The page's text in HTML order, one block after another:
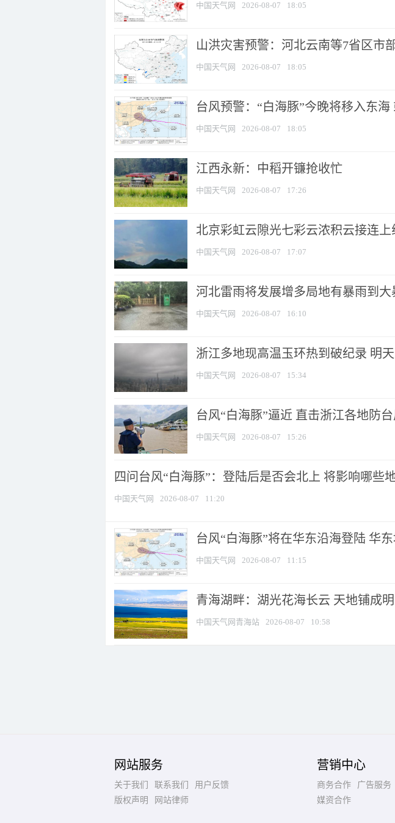
中国天气网 2026-08-07 18:05
山洪灾害预警：河北云南等7省区市
中国天气网 2026-08-07 18:05
台风预警：“白海豚”今晚将移入东海
中国天气网 2026-08-07 18:05
江西永新：中稻开镰抢收忙
中国天气网 2026-08-07 17:26
北京彩虹云隙光七彩云浓积云接连上
中国天气网 2026-08-07 17:07
河北雷雨将发展增多局地有暴雨到
中国天气网 2026-08-07 16:10
浙江多地现高温玉环热到破纪录 明
中国天气网 2026-08-07 15:34
台风“白海豚”逼近 直击浙江各地防
中国天气网 2026-08-07 15:26
四问台风“白海豚”：登陆后是否会北上 将影响哪些
中国天气网 2026-08-07 11:20
台风“白海豚”将在华东沿海登陆 华
中国天气网 2026-08-07 11:15
青海湖畔：湖光花海长云 天地铺成
中国天气网青海站 2026-08-07 10:58
网站服务
关于我们 联系我们
用户反馈
版权声明
网站律师
营销中心
商务合作
广告服务
媒资合作